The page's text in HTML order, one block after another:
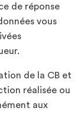
de réponse
vous
de la CB et
réalisée ou
aux